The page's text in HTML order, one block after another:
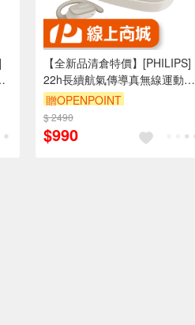
【全新品清倉特價】[PHILIPS]
22h長續航氣傳導真無線運動耳
機(白)-TAT3708WT
贈OPENPOINT
$ 2490
$990